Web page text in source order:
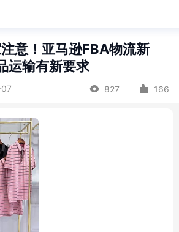
意！亚马逊FBA物流新
运输有新要求
827 166